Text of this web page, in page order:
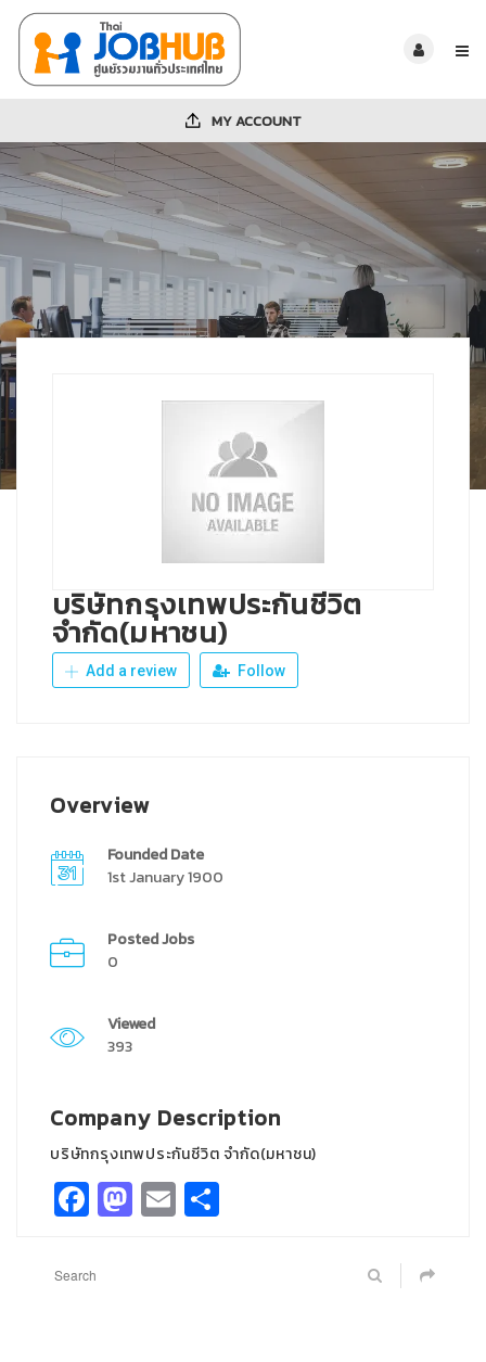
MY ACCOUNT
บริษัทกรุงเทพประกันชีวิต
จำกัด(มหาชน)
Add a review Follow
Overview
Founded Date
1st January 1900
Posted Jobs
0
Viewed
393
Company Description
บริษัทกรุงเทพประกันชีวิต จำกัด(มหาชน)
Facebook
Mastodon
Email